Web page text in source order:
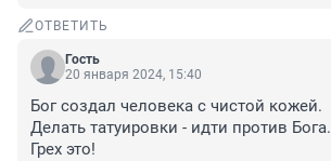
ОТВЕТИТЬ
Гость
20 января 2024, 15:40
Бог создал человека с чистой кожей.
Делать татуировки - идти против Бога.
Грех это!